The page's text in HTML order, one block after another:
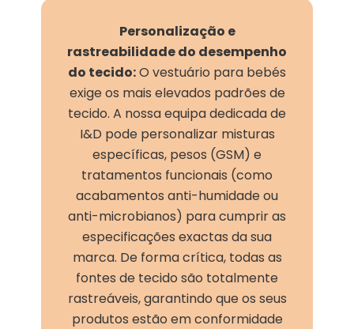
Personalização e
rastreabilidade do desempenho
do tecido:O vestuário para bebés
exige os mais elevados padrões de
tecido. A nossa equipa dedicada de
I&D pode personalizar misturas
específicas, pesos (GSM) e
tratamentos funcionais (como
acabamentos anti-humidade ou
anti-microbianos) para cumprir as
especificações exactas da sua
marca. De forma crítica, todas as
fontes de tecido são totalmente
rastreáveis, garantindo que os seus
produtos estão em conformidade